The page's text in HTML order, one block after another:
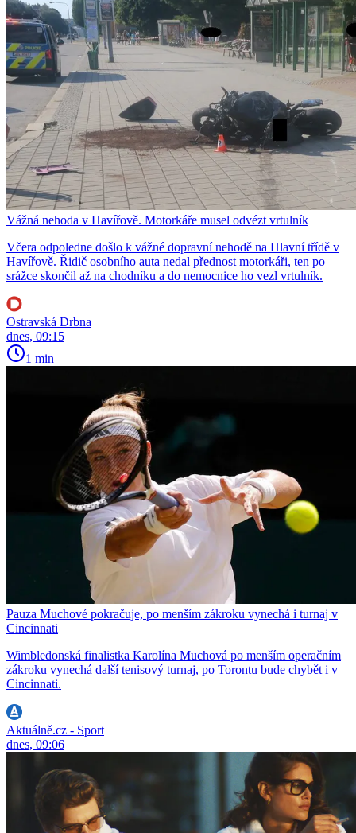
Vážná nehoda v Havířově. Motorkáře musel odvézt vrtulník
Včera odpoledne došlo k vážné dopravní nehodě na Hlavní třídě v
Havířově. Řidič osobního auta nedal přednost motorkáři, ten po
srážce skončil až na chodníku a do nemocnice ho vezl vrtulník.
Ostravská Drbna
dnes, 09:15
1 min
Pauza Muchové pokračuje, po menším zákroku vynechá i turnaj v
Cincinnati
Wimbledonská finalistka Karolína Muchová po menším operačním
zákroku vynechá další tenisový turnaj, po Torontu bude chybět i v
Cincinnati.
Aktuálně.cz - Sport
dnes, 09:06